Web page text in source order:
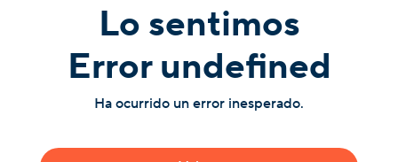
Lo sentimos
Error undefined
Ha ocurrido un error inesperado.